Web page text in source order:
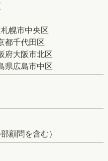
幌市中央区
都千代田区
府大阪市北区
県広島市中区
顧問を含む）